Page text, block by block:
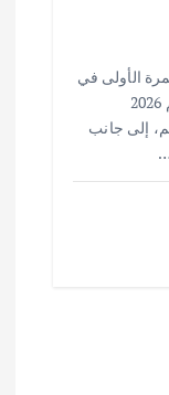
الأولى في
تاريخ بطولاته ، بأن الفائزون بكأس العالم 2026
إلى جانب
وسحر التاريخ